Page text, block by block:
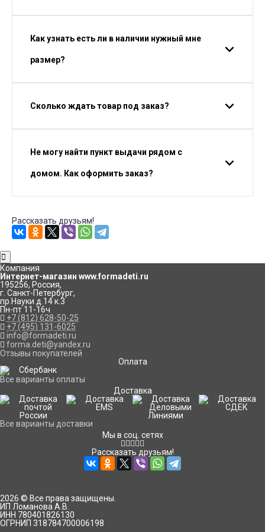
Как узнать есть ли в наличии нужный мне
размер?
Сколько ждать товар под заказ?
Не могу найти пункт выдачи рядом с
домом. Как оформить заказ?
Рассказать друзьям!
Компания
Интернет-магазин www.formadeti.ru
195256, Россия,
г. Санкт-Петербург,
пр.Науки д.14 к.3
Пн-пт 11-16ч
+7 (812) 628-50-25
+7 (495) 131-6025
info@formadeti.ru
forma.deti@yandex.ru
Отзывы покупателей
Оплата
Все варианты оплаты
Доставка
Все варианты доставки
Мы в соц. сетях
Рассказать друзьям!
2026 © Все права защищены.
ИП Ломанова А.В.
ИНН 780401826130
ОГРНИП 318784700006198